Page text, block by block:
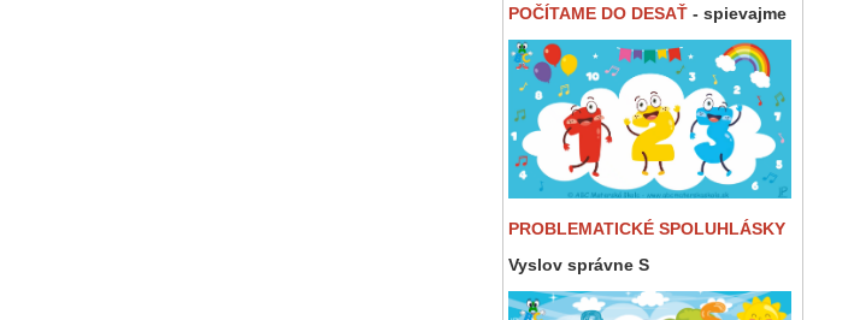
POČÍTAME DO DESAŤ - spievajme
PROBLEMATICKÉ SPOLUHLÁSKY
Vyslov správne S